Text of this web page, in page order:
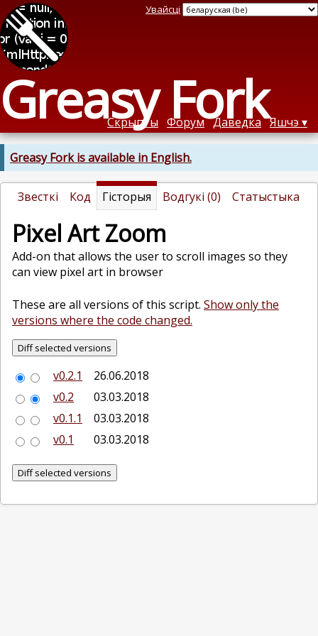
Greasy Fork
Увайсці
Скрыпты Форум Даведка Яшчэ
Greasy Fork is available in English.
Звесткі Код Гісторыя Водгукі (0) Статыстыка
Pixel Art Zoom
Add-on that allows the user to scroll images so they
can view pixel art in browser
These are all versions of this script. Show only the
versions where the code changed.
v0.2.1
26.06.2018
v0.2
03.03.2018
v0.1.1
03.03.2018
v0.1
03.03.2018